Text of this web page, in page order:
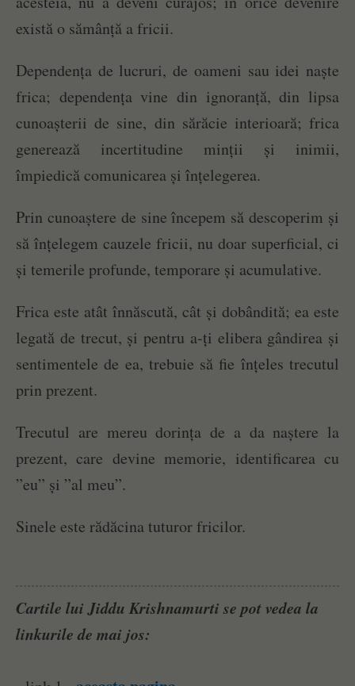
există o sămânță a fricii.
Dependența de lucruri, de oameni sau idei naște
frica; dependența vine din ignoranță, din lipsa
cunoașterii de sine, din sărăcie interioară; frica
generează incertitudine minții și inimii,
împiedică comunicarea și înțelegerea.
Prin cunoaștere de sine începem să descoperim și
să înțelegem cauzele fricii, nu doar superficial, ci
și temerile profunde, temporare și acumulative.
Frica este atât înnăscută, cât și dobândită; ea este
legată de trecut, și pentru a-ți elibera gândirea și
sentimentele de ea, trebuie să fie înțeles trecutul
prin prezent.
Trecutul are mereu dorința de a da naștere la
prezent, care devine memorie, identificarea cu
”eu” și ”al meu”.
Sinele este rădăcina tuturor fricilor.
Cartile lui Jiddu Krishnamurti se pot vedea la
linkurile de mai jos: